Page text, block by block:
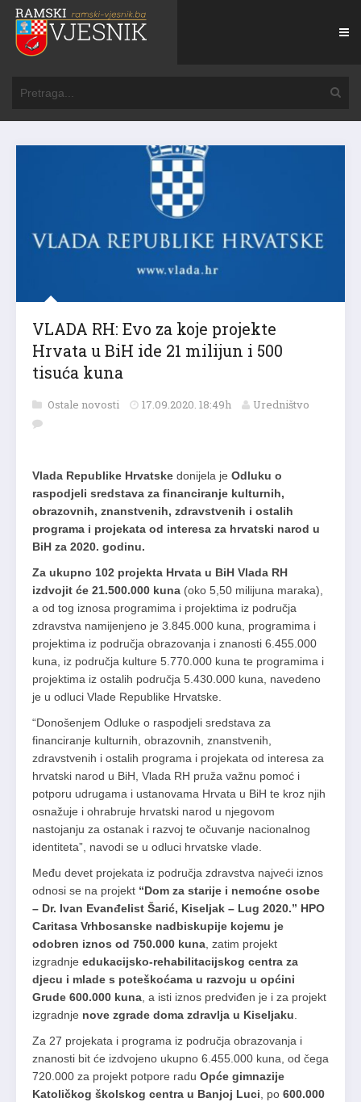
VLADA RH: Evo za koje projekte
Hrvata u BiH ide 21 milijun i 500
tisuća kuna
Ostale novosti 17.09.2020. 18:49h Uredništvo
Vlada Republike Hrvatske donijela je Odluku o
raspodjeli sredstava za financiranje kulturnih,
obrazovnih, znanstvenih, zdravstvenih i ostalih
programa i projekata od interesa za hrvatski narod u
BiH za 2020. godinu.
Za ukupno 102 projekta Hrvata u BiH Vlada RH
izdvojit će 21.500.000 kuna (oko 5,50 milijuna maraka),
a od tog iznosa programima i projektima iz područja
zdravstva namijenjeno je 3.845.000 kuna, programima i
projektima iz područja obrazovanja i znanosti 6.455.000
kuna, iz područja kulture 5.770.000 kuna te programima i
projektima iz ostalih područja 5.430.000 kuna, navedeno
je u odluci Vlade Republike Hrvatske.
“Donošenjem Odluke o raspodjeli sredstava za
financiranje kulturnih, obrazovnih, znanstvenih,
zdravstvenih i ostalih programa i projekata od interesa za
hrvatski narod u BiH, Vlada RH pruža važnu pomoć i
potporu udrugama i ustanovama Hrvata u BiH te kroz njih
osnažuje i ohrabruje hrvatski narod u njegovom
nastojanju za ostanak i razvoj te očuvanje nacionalnog
identiteta”, navodi se u odluci hrvatske vlade.
Među devet projekata iz područja zdravstva najveći iznos
odnosi se na projekt “Dom za starije i nemoćne osobe
– Dr. Ivan Evanđelist Šarić, Kiseljak – Lug 2020.” HPO
Caritasa Vrhbosanske nadbiskupije kojemu je
odobren iznos od 750.000 kuna , zatim projekt
izgradnje edukacijsko-rehabilitacijskog centra za
djecu i mlade s poteškoćama u razvoju u općini
Grude 600.000 kuna , a isti iznos predviđen je i za projekt
izgradnje nove zgrade doma zdravlja u Kiseljaku
Za 27 projekata i programa iz područja obrazovanja i
znanosti bit će izdvojeno ukupno 6.455.000 kuna, od čega
720.000 za projekt potpore radu Opće gimnazije
Katoličkog školskog centra u Banjoj Luci , po 600.000